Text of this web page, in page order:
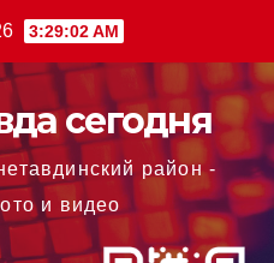
3:29:02 AM
сегодня
район -
и видео